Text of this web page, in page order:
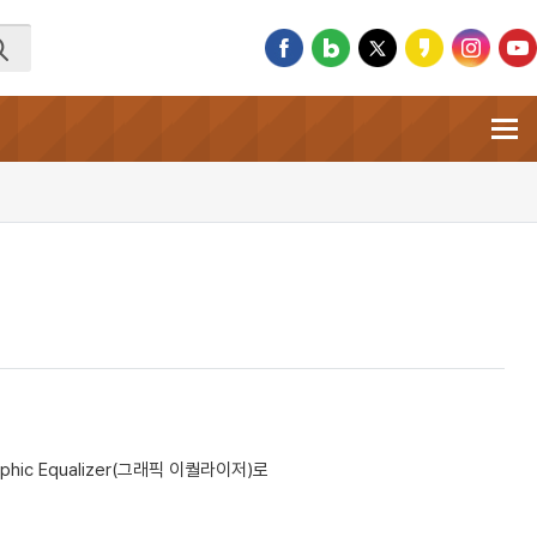
Equalizer(그래픽 이퀄라이저)로